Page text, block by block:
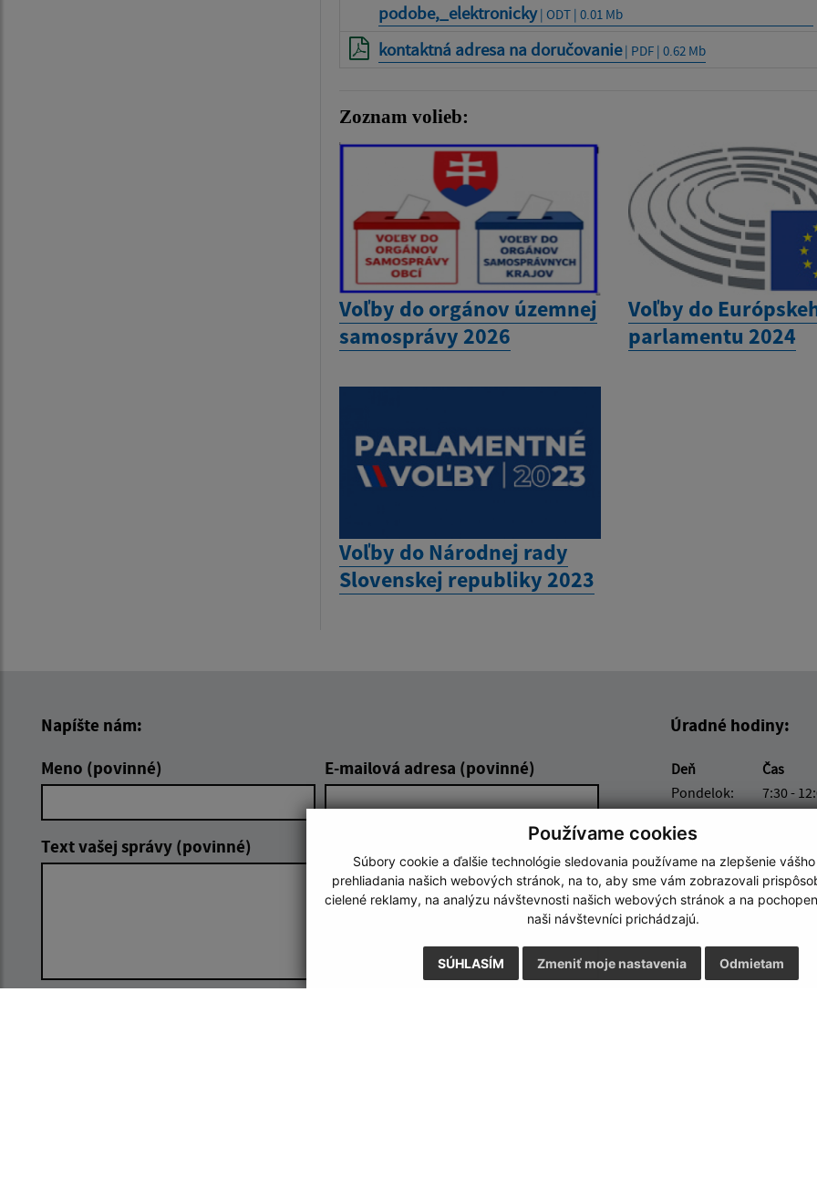
Používame cookies
Súbory cookie a ďalšie technológie sledovania používame na zlepšenie
prehliadania našich webových stránok, na to, aby sme vám zobrazovali
cielené reklamy, na analýzu návštevnosti našich webových stránok a na
naši návštevníci prichádzajú.
SÚHLASÍM Odmietam
Zmeniť moje nastavenia
podobe,_elektronicky| ODT | 0.01 Mb
kontaktná adresa na doručovanie| PDF | 0.62 Mb
Zoznam volieb:
Voľby do orgánov územnej
samosprávy 2026
Voľby do
parlamentu 2024
Voľby do Národnej rady
Slovenskej republiky 2023
Napíšte nám:
Meno (povinné)
E-mailová adresa (povinné)
Text vašej správy (povinné)
Úradné hodiny:
Deň
Čas
Pondelok:
7:30 -
Streda:
Štvrtok:
7:30 -
Piatok:
7:30 -